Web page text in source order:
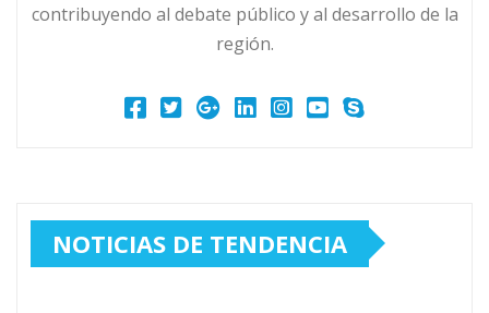
contribuyendo al debate público y al desarrollo de la
región.
NOTICIAS DE TENDENCIA